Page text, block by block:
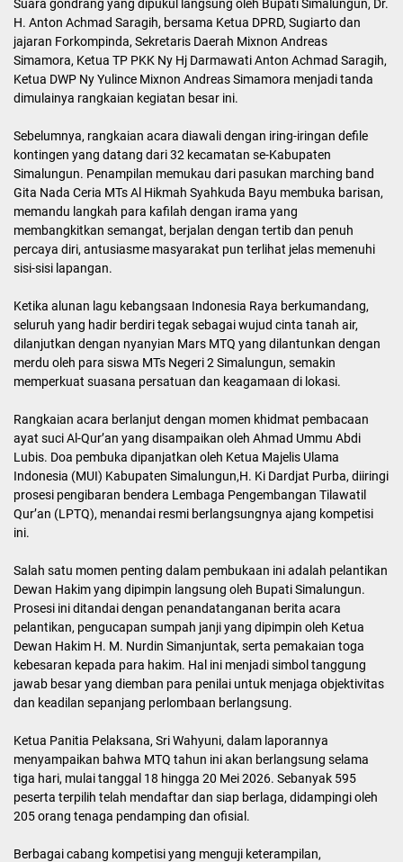
Suara gondrang yang dipukul langsung oleh Bupati Simalungun, Dr.
H. Anton Achmad Saragih, bersama Ketua DPRD, Sugiarto dan
jajaran Forkompinda, Sekretaris Daerah Mixnon Andreas
Simamora, Ketua TP PKK Ny Hj Darmawati Anton Achmad Saragih,
Ketua DWP Ny Yulince Mixnon Andreas Simamora menjadi tanda
dimulainya rangkaian kegiatan besar ini.
Sebelumnya, rangkaian acara diawali dengan iring-iringan defile
kontingen yang datang dari 32 kecamatan se-Kabupaten
Simalungun. Penampilan memukau dari pasukan marching band
Gita Nada Ceria MTs Al Hikmah Syahkuda Bayu membuka barisan,
memandu langkah para kafilah dengan irama yang
membangkitkan semangat, berjalan dengan tertib dan penuh
percaya diri, antusiasme masyarakat pun terlihat jelas memenuhi
sisi-sisi lapangan.
Ketika alunan lagu kebangsaan Indonesia Raya berkumandang,
seluruh yang hadir berdiri tegak sebagai wujud cinta tanah air,
dilanjutkan dengan nyanyian Mars MTQ yang dilantunkan dengan
merdu oleh para siswa MTs Negeri 2 Simalungun, semakin
memperkuat suasana persatuan dan keagamaan di lokasi.
Rangkaian acara berlanjut dengan momen khidmat pembacaan
ayat suci Al-Qur’an yang disampaikan oleh Ahmad Ummu Abdi
Lubis. Doa pembuka dipanjatkan oleh Ketua Majelis Ulama
Indonesia (MUI) Kabupaten Simalungun,H. Ki Dardjat Purba, diiringi
prosesi pengibaran bendera Lembaga Pengembangan Tilawatil
Qur’an (LPTQ), menandai resmi berlangsungnya ajang kompetisi
ini.
Salah satu momen penting dalam pembukaan ini adalah pelantikan
Dewan Hakim yang dipimpin langsung oleh Bupati Simalungun.
Prosesi ini ditandai dengan penandatanganan berita acara
pelantikan, pengucapan sumpah janji yang dipimpin oleh Ketua
Dewan Hakim H. M. Nurdin Simanjuntak, serta pemakaian toga
kebesaran kepada para hakim. Hal ini menjadi simbol tanggung
jawab besar yang diemban para penilai untuk menjaga objektivitas
dan keadilan sepanjang perlombaan berlangsung.
Ketua Panitia Pelaksana, Sri Wahyuni, dalam laporannya
menyampaikan bahwa MTQ tahun ini akan berlangsung selama
tiga hari, mulai tanggal 18 hingga 20 Mei 2026. Sebanyak 595
peserta terpilih telah mendaftar dan siap berlaga, didampingi oleh
205 orang tenaga pendamping dan ofisial.
Berbagai cabang kompetisi yang menguji keterampilan,